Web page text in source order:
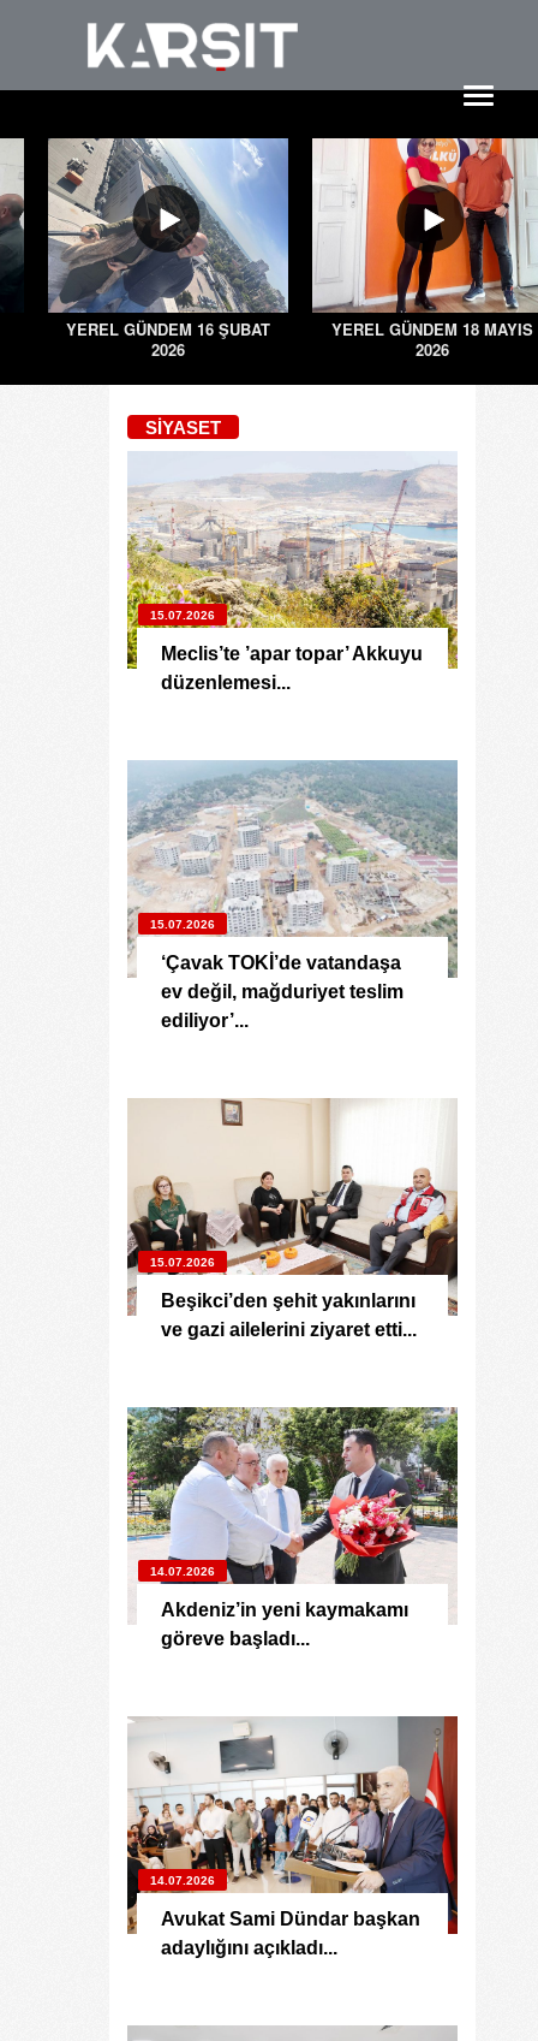
YEREL GÜNDEM 16 ŞUBAT
2026
YEREL GÜNDEM 18 MAYIS
2026
SİYASET
15.07.2026
Meclis’te ’apar topar’ Akkuyu
düzenlemesi...
15.07.2026
‘Çavak TOKİ’de vatandaşa
ev değil, mağduriyet teslim
ediliyor’...
15.07.2026
Beşikci’den şehit yakınlarını
ve gazi ailelerini ziyaret etti...
14.07.2026
Akdeniz’in yeni kaymakamı
göreve başladı...
14.07.2026
Avukat Sami Dündar başkan
adaylığını açıkladı...